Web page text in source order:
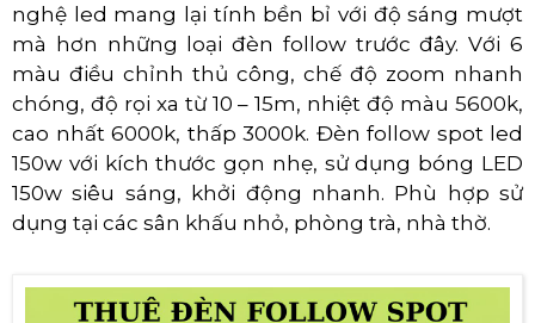
nghệ led mang lại tính bền bỉ với độ sáng mượt
mà hơn những loại đèn follow trước đây. Với 6
màu điều chỉnh thủ công, chế độ zoom nhanh
chóng, độ rọi xa từ 10 – 15m, nhiệt độ màu 5600k,
cao nhất 6000k, thấp 3000k. Đèn follow spot led
150w với kích thước gọn nhẹ, sử dụng bóng LED
150w siêu sáng, khởi động nhanh. Phù hợp sử
dụng tại các sân khấu nhỏ, phòng trà, nhà thờ.